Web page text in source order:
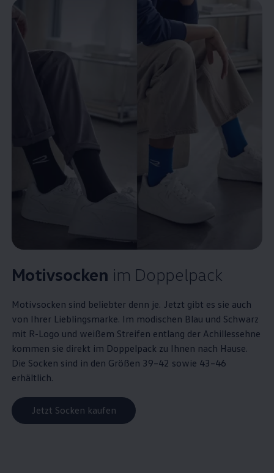
Motivsocken im Doppelpack
Motivsocken sind beliebter denn je. Jetzt gibt es sie auch
von Ihrer Lieblingsmarke. Im modischen Blau und Schwarz
mit R-Logo und weißem Streifen entlang der Achillessehne
kommen sie direkt im Doppelpack zu Ihnen nach Hause.
Die Socken sind in den Größen 39–42 sowie 43–46
erhältlich.
Jetzt Socken kaufen